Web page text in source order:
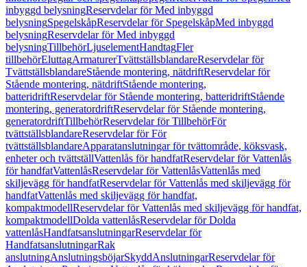
inbyggd belysningReservdelar för Med inbyggd
belysningSpegelskåpReservdelar för SpegelskåpMed inbyggd
belysningReservdelar för Med inbyggd
belysningTillbehörLjuselementHandtagFler
tillbehörEluttagArmaturerTvättställsblandareReservdelar för
TvättställsblandareStående montering, nätdriftReservdelar för
Stående montering, nätdriftStående montering,
batteridriftReservdelar för Stående montering, batteridriftStående
montering, generatordriftReservdelar för Stående montering,
generatordriftTillbehörReservdelar för TillbehörFör
tvättställsblandareReservdelar för För
tvättställsblandareApparatanslutningar för tvättområde, köksvask,
enheter och tvättställVattenlås för handfatReservdelar för Vattenlås
för handfatVattenlåsReservdelar för VattenlåsVattenlås med
skiljevägg för handfatReservdelar för Vattenlås med skiljevägg för
handfatVattenlås med skiljevägg för handfat,
kompaktmodellReservdelar för Vattenlås med skiljevägg för handfat,
kompaktmodellDolda vattenlåsReservdelar för Dolda
vattenlåsHandfatsanslutningarReservdelar för
HandfatsanslutningarRak
anslutningAnslutningsböjarSkyddAnslutningarReservdelar för